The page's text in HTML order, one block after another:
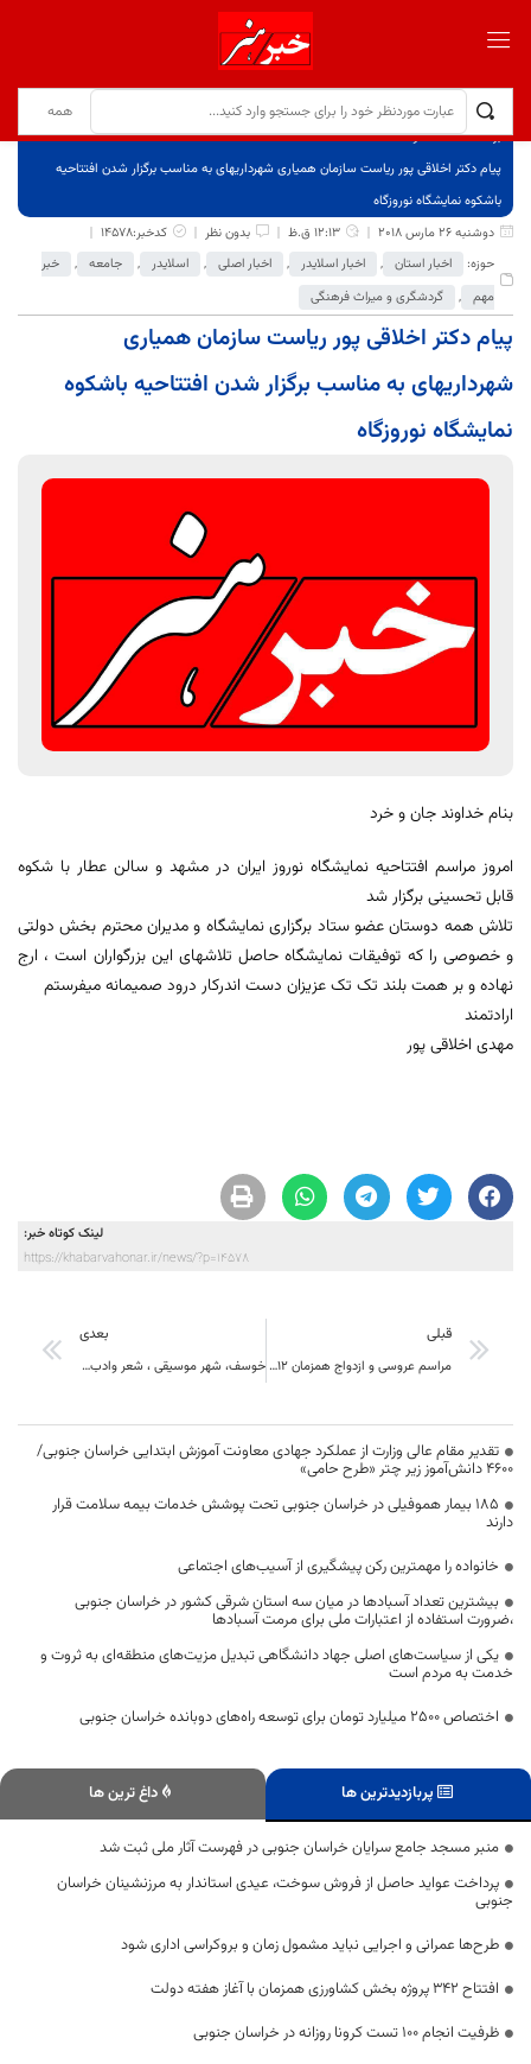
برگ نخست
نوشته‌ها
پیام دکتر اخلاقی پور ریاست سازمان همیاری شهرداریهای به مناسب برگزار شدن افتتاحیه
باشکوه نمایشگاه نوروزگاه
دوشنبه 26 مارس 2018
12:13 ق.ظ بدون نظر
کدخبر:14578
حوزه:
اخبار استان , اخبار اسلایدر , اخبار اصلی , اسلایدر , جامعه ,
خبر
مهم , گردشگری و میراث فرهنگی
پیام دکتر اخلاقی پور ریاست سازمان همیاری
شهرداریهای به مناسب برگزار شدن افتتاحیه باشکوه
نمایشگاه نوروزگاه
بنام خداوند جان و خرد
امروز مراسم افتتاحیه نمایشگاه نوروز ایران در مشهد و سالن عطار با شکوه
قابل تحسینی برگزار شد
تلاش همه دوستان عضو ستاد برگزاری نمایشگاه و مدیران محترم بخش دولتی
و خصوصی را که توفیقات نمایشگاه حاصل تلاشهای این بزرگواران است ، ارج
نهاده و بر همت بلند تک تک عزیزان دست اندرکار درود صمیمانه میفرستم
ارادتمند
مهدی اخلاقی پور
لینک کوتاه خبر:
https://khabarvahonar.ir/news/?p=14578
قبلی
مراسم عروسی و ازدواج همزمان 12 زوج جوان در روستای اسفندیار شهرستان طبس خراسان جنوبی
بعدی
خوسف، شهر موسیقی ، شعر وادب و عرفان، پیشتاز صنایع دستی در جشن نوروز
تقدیر مقام عالی وزارت از عملکرد جهادی معاونت آموزش ابتدایی خراسان جنوبی/
۴۶۰۰ دانش‌آموز زیر چتر «طرح حامی»
۱۸۵ بیمار هموفیلی در خراسان جنوبی تحت پوشش خدمات بیمه سلامت قرار
دارند
خانواده را مهمترین رکن پیشگیری از آسیب‌های اجتماعی
بیشترین تعداد آسبادها در میان سه استان شرقی کشور در خراسان جنوبی
،ضرورت استفاده از اعتبارات ملی برای مرمت آسبادها
یکی از سیاست‌های اصلی جهاد دانشگاهی تبدیل مزیت‌های منطقه‌ای به ثروت و
خدمت به مردم است
اختصاص 2500 میلیارد تومان برای توسعه راه‌های دوبانده خراسان جنوبی
پربازدیدترین ها داغ ترین ها
منبر مسجد جامع سرایان خراسان جنوبی در فهرست آثار ملی ثبت شد
پرداخت عواید حاصل از فروش سوخت، عیدی استاندار به مرزنشینان خراسان
جنوبی
طرح‌ها عمرانی و اجرایی نباید مشمول زمان و بروکراسی اداری شود
افتتاح 342 پروژه بخش کشاورزی همزمان با آغاز هفته دولت
ظرفیت انجام 100 تست کرونا روزانه در خراسان جنوبی